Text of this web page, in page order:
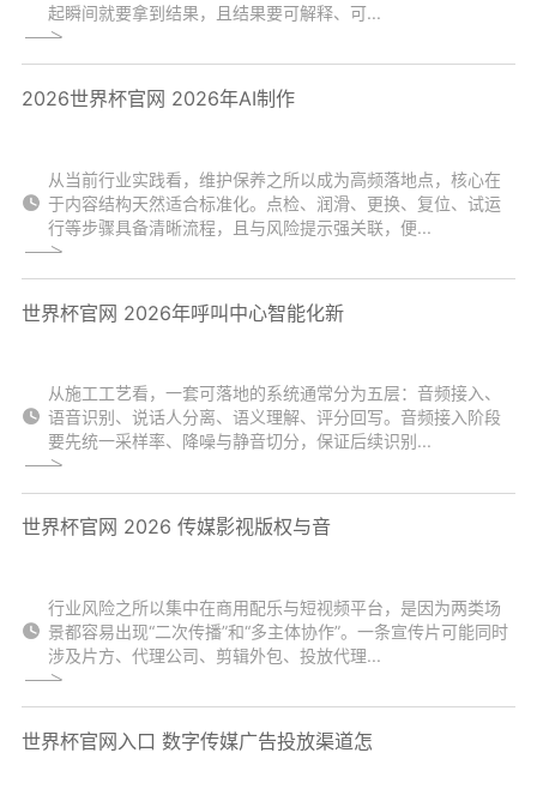
起瞬间就要拿到结果，且结果要可解释、可...
2026世界杯官网 2026年AI制作
从当前行业实践看，维护保养之所以成为高频落地点，核心在
于内容结构天然适合标准化。点检、润滑、更换、复位、试运
行等步骤具备清晰流程，且与风险提示强关联，便...
世界杯官网 2026年呼叫中心智能化新
从施工工艺看，一套可落地的系统通常分为五层：音频接入、
语音识别、说话人分离、语义理解、评分回写。音频接入阶段
要先统一采样率、降噪与静音切分，保证后续识别...
世界杯官网 2026 传媒影视版权与音
行业风险之所以集中在商用配乐与短视频平台，是因为两类场
景都容易出现“二次传播”和“多主体协作”。一条宣传片可能同时
涉及片方、代理公司、剪辑外包、投放代理...
世界杯官网入口 数字传媒广告投放渠道怎